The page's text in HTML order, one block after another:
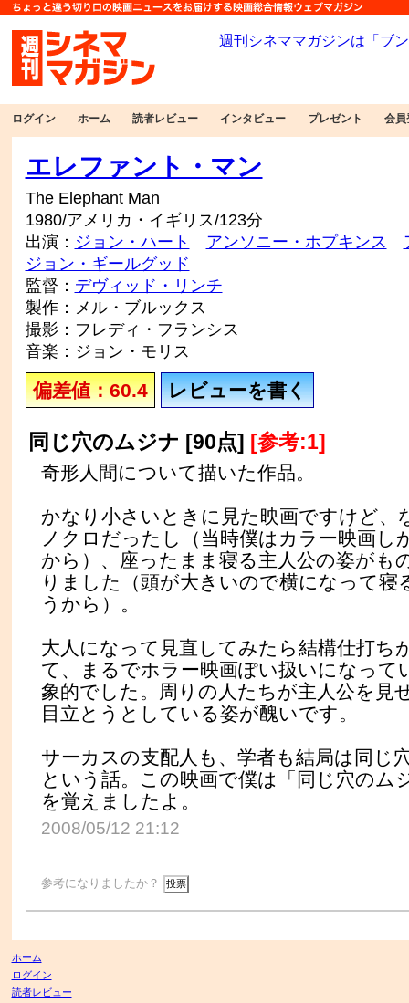
ログイン ホーム 読者レビュー インタビュー プレゼント 会員
エレファント・マン
The Elephant Man
1980/アメリカ・イギリス/123分
出演： ジョン・ハート アンソニー・ホプキンス
ジョン・ギールグッド
監督： デヴィッド・リンチ
製作：メル・ブルックス
撮影：フレディ・フランシス
音楽：ジョン・モリス
偏差値：60.4 レビューを書く
同じ穴のムジナ [90点] [参考:1]
奇形人間について描いた作品。
かなり小さいときに見た映画ですけど、
ノクロだったし（当時僕はカラー映画し
から）、座ったまま寝る主人公の姿がも
りました（頭が大きいので横になって寝
うから）。
大人になって見直してみたら結構仕打ち
て、まるでホラー映画ぽい扱いになって
象的でした。周りの人たちが主人公を見
目立とうとしている姿が醜いです。
サーカスの支配人も、学者も結局は同じ
という話。この映画で僕は「同じ穴のム
を覚えましたよ。
2008/05/12 21:12
参考になりましたか？
ホーム
ログイン
読者レビュー